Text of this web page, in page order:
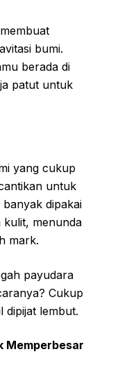
bumi.
berada di
patut untuk
yang cukup
untuk
dipakai
menunda
mark.
payudara
Cukup
dipijat lembut.
Memperbesar